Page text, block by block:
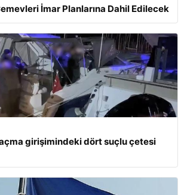
İmar Planlarına Dahil Edilecek
girişimindeki dört suçlu çetesi